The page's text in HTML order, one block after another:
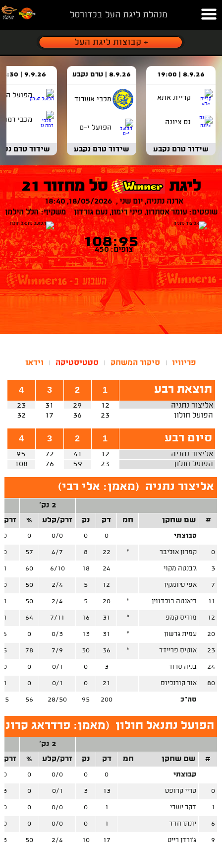
מנהלת ליגת העל בכדורסל
8.9.26 | 19:00
קריית אתא
נס ציונה
שידור טרם נקבע
8.9.26 | טרם נקבע
מכבי אשדוד
הפועל י-ם
שידור טרם נקבע
9.9.26 | 18:30
הפועל
מכבי רמת
שידור טרם
ליגת סל מחזור 21
ארנה נתניה, יום שני , 18/05/2026, 18:40
שופטים: עומר אסתרון, פיני רימון, נעם גורדון משקיף: הלל הילמן
108:95
צופים: 450
פריוויו סיקור המשחק סטטיסטיקה וידאו
תוצאת רבע 1
2
3
4
אליצור נתניה 12
29
31
23
הפועל חולון
23
36
17
32
סיום רבע 1
2
3
4
אליצור נתניה 12
41
72
95
הפועל חולון
23
59
76
108
אליצור נתניה (מאמן: אלי רבי)
2 נק'
#
שם שחקן חמ דק נק זרק/קלע %
קבוצתי 0
0
0/0
0
0
0 קמרון אוליבר *
22
8
4/7
57
0
3 ג'בנטה מקוי 24
18
6/10
60
1
7 אפי טיומקין 12
5
2/4
50
0
11 דיאנטה בולדווין *
20
5
2/4
50
1
12 מוריס קמפ *
31
16
7/11
64
1
20 עמית גרשון *
31
13
0/3
0
6
23 אוטיס פרייז'ר *
36
30
7/9
78
5
24 בניה סרור 3
0
0/1
0
0
80 אור קורנליוס 21
0
0/1
0
1
סה"כ 200
95
28/50
56
הפועל נתנאל חולון (מאמן: פרדראג
2 נק'
#
שם שחקן חמ דק נק זרק/קלע %
קבוצתי 0
0
0/0
0
0
0 טריי קרופט 13
3
0/1
0
3
1 דקל ישבי 1
0
0/0
0
0
6 יונתן חדד 1
0
0/0
0
0
9 ג'ורדן רייט 17
10
2/4
50
3